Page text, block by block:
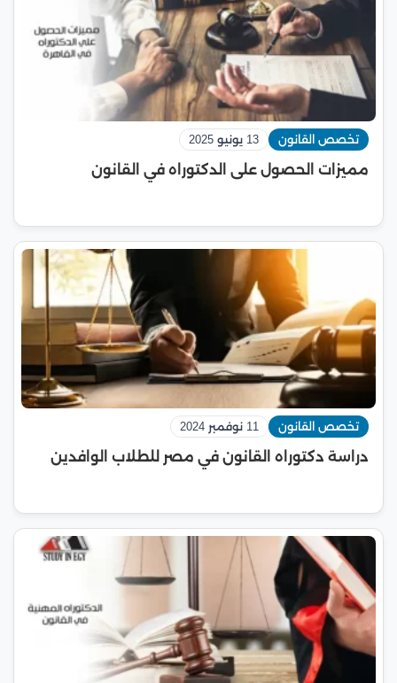
تخصص القانون 13 يونيو 2025
مميزات الحصول على الدكتوراه في القانون
تخصص القانون 11 نوفمبر 2024
دراسة دكتوراه القانون في مصر للطلاب الوافدين